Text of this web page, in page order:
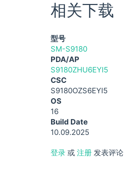
相关下载
型号
SM-S9180
PDA/AP
S9180ZHU6EYI5
CSC
S9180OZS6EYI5
OS
16
Build Date
10.09.2025
登录 或 注册 发表评论